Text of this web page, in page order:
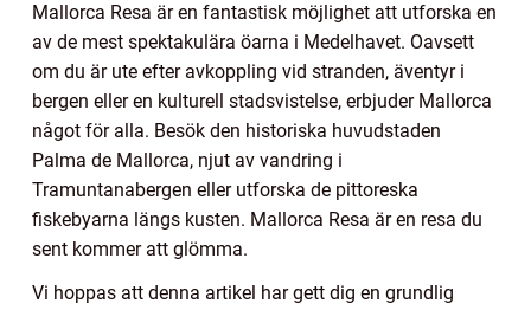
Mallorca Resa är en fantastisk möjlighet att utforska en
av de mest spektakulära öarna i Medelhavet. Oavsett
om du är ute efter avkoppling vid stranden, äventyr i
bergen eller en kulturell stadsvistelse, erbjuder Mallorca
något för alla. Besök den historiska huvudstaden
Palma de Mallorca, njut av vandring i
Tramuntanabergen eller utforska de pittoreska
fiskebyarna längs kusten. Mallorca Resa är en resa du
sent kommer att glömma.
Vi hoppas att denna artikel har gett dig en grundlig